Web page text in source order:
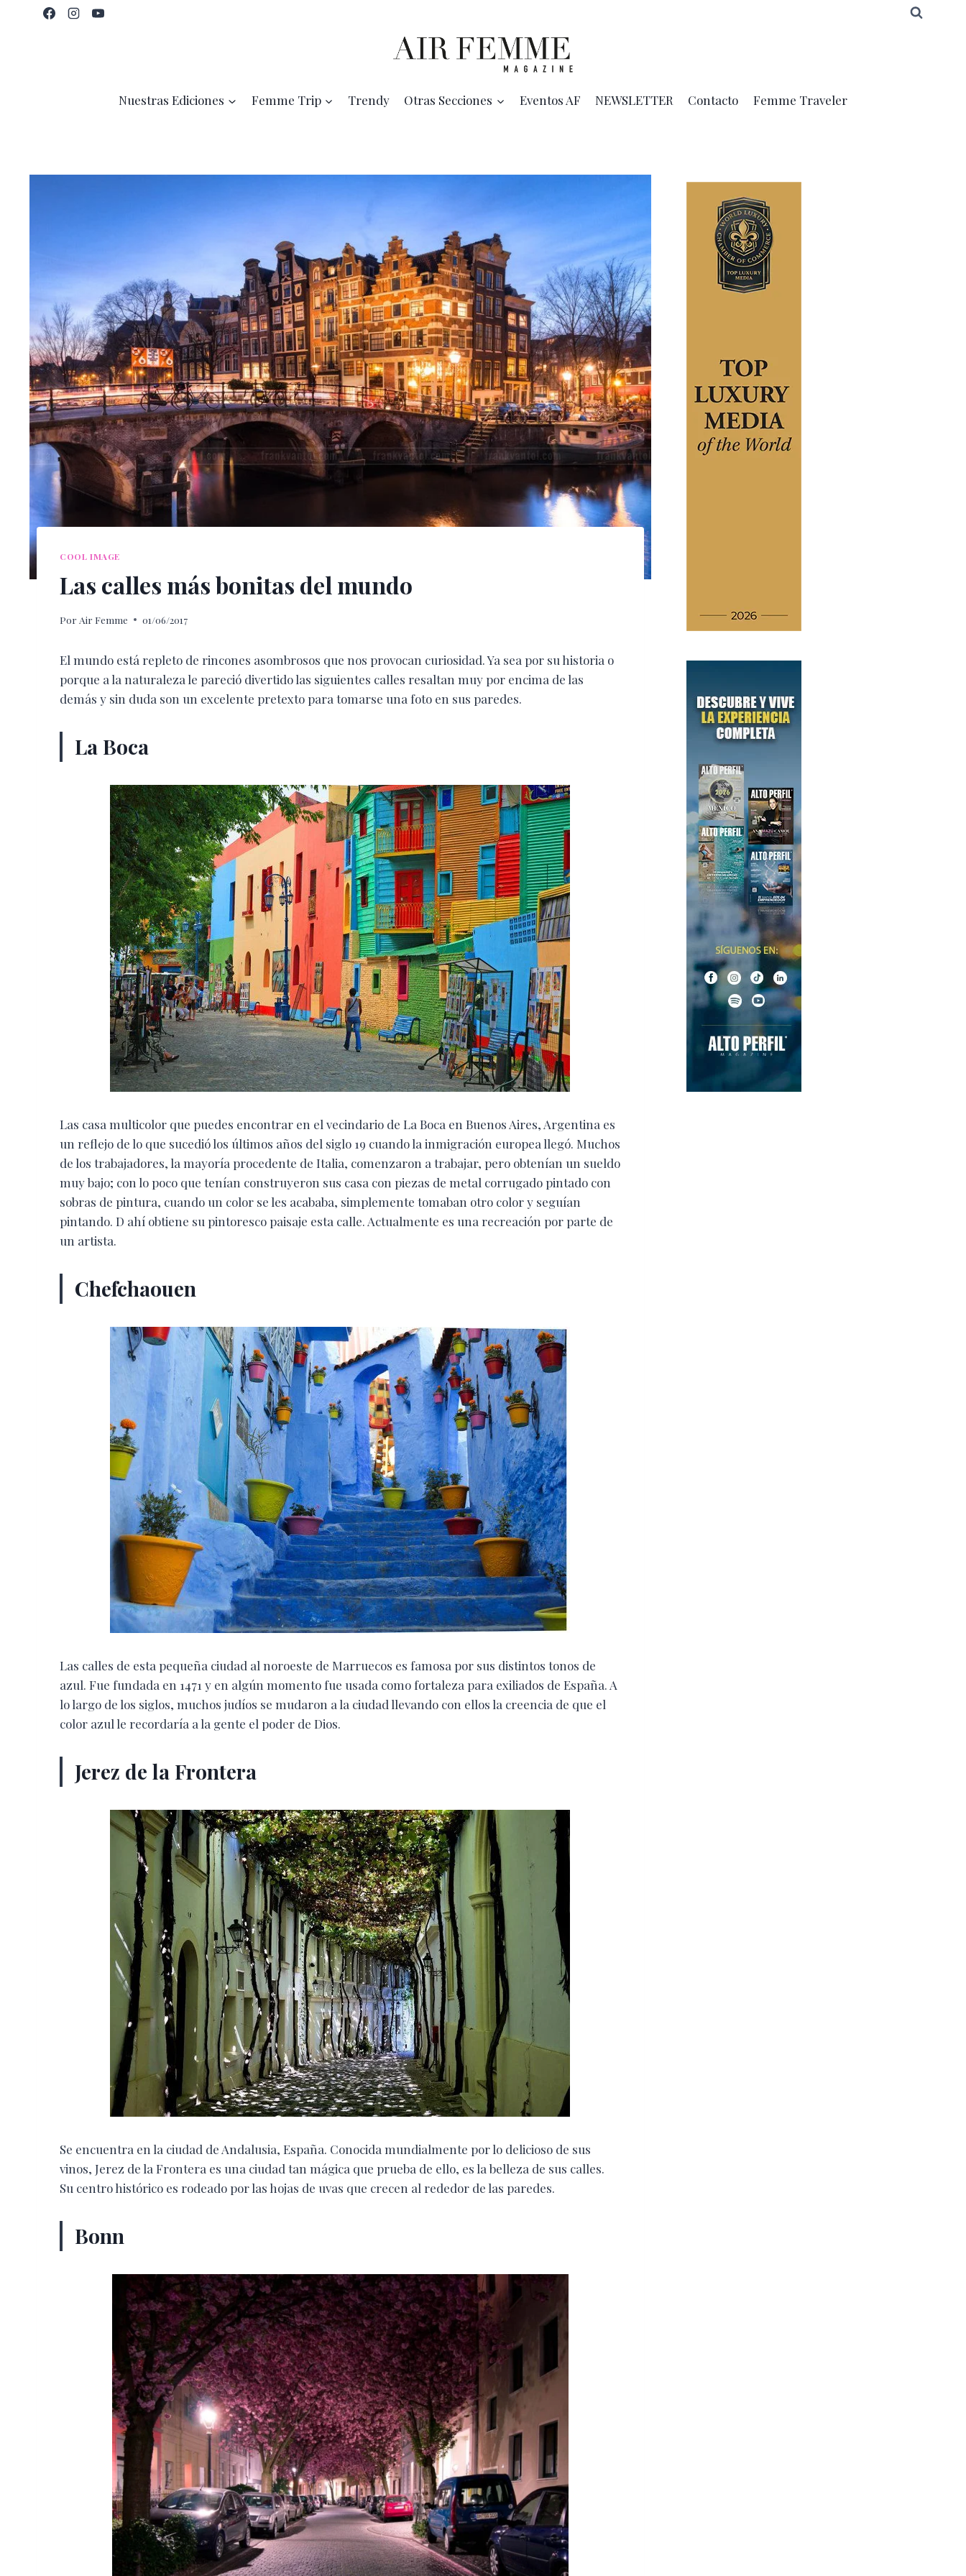
Nuestras Ediciones Femme Trip Trendy Otras Secciones Eventos AF NEWSLETTER Contacto Femme Traveler
COOL IMAGE
Las calles más bonitas del mundo
Por Air Femme 01/06/2017
El mundo está repleto de rincones asombrosos que nos provocan curiosidad. Ya sea por su historia o
porque a la naturaleza le pareció divertido las siguientes calles resaltan muy por encima de las
demás y sin duda son un excelente pretexto para tomarse una foto en sus paredes.
La Boca
Las casa multicolor que puedes encontrar en el vecindario de La Boca en Buenos Aires, Argentina es
un reflejo de lo que sucedió los últimos años del siglo 19 cuando la inmigración europea llegó. Muchos
de los trabajadores, la mayoría procedente de Italia, comenzaron a trabajar, pero obtenían un sueldo
muy bajo; con lo poco que tenían construyeron sus casa con piezas de metal corrugado pintado con
sobras de pintura, cuando un color se les acababa, simplemente tomaban otro color y seguían
pintando. D ahí obtiene su pintoresco paisaje esta calle. Actualmente es una recreación por parte de
un artista.
Chefchaouen
Las calles de esta pequeña ciudad al noroeste de Marruecos es famosa por sus distintos tonos de
azul. Fue fundada en 1471 y en algún momento fue usada como fortaleza para exiliados de España. A
lo largo de los siglos, muchos judíos se mudaron a la ciudad llevando con ellos la creencia de que el
color azul le recordaría a la gente el poder de Dios.
Jerez de la Frontera
Se encuentra en la ciudad de Andalusia, España. Conocida mundialmente por lo delicioso de sus
vinos, Jerez de la Frontera es una ciudad tan mágica que prueba de ello, es la belleza de sus calles.
Su centro histórico es rodeado por las hojas de uvas que crecen al rededor de las paredes.
Bonn